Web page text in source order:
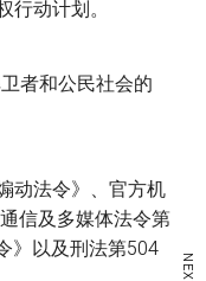
动计划。
者和公民社会的
动法令》、官方机
信及多媒体法令第
》以及刑法第504